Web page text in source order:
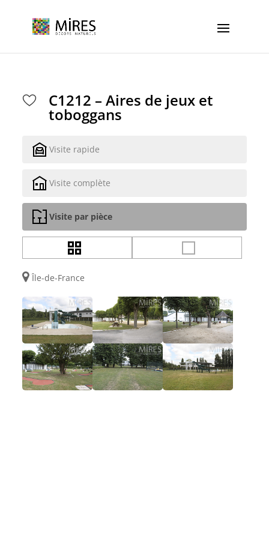
C1212 – Aires de jeux et
toboggans
Visite rapide
Visite complète
Visite par pièce
Île-de-France